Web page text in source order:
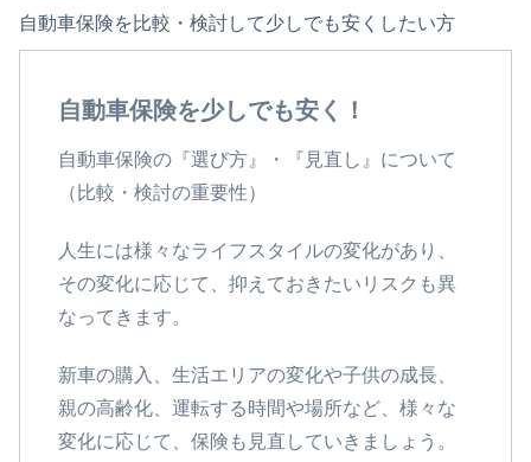
自動車保険を比較・検討して少しでも安くしたい方
自動車保険を少しでも安く！
自動車保険の『選び方』・『見直し』について
（比較・検討の重要性）
人生には様々なライフスタイルの変化があり、
その変化に応じて、抑えておきたいリスクも異
なってきます。
新車の購入、生活エリアの変化や子供の成長、
親の高齢化、運転する時間や場所など、様々な
変化に応じて、保険も見直していきましょう。